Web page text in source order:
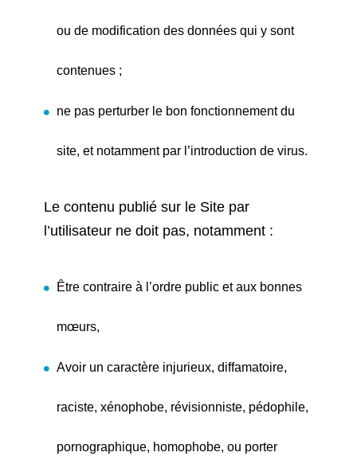
ou de modification des données qui y sont
contenues ;
ne pas perturber le bon fonctionnement du
site, et notamment par l’introduction de virus.
Le contenu publié sur le Site par
l’utilisateur ne doit pas, notamment :
Être contraire à l’ordre public et aux bonnes
mœurs,
Avoir un caractère injurieux, diffamatoire,
raciste, xénophobe, révisionniste, pédophile,
pornographique, homophobe, ou porter